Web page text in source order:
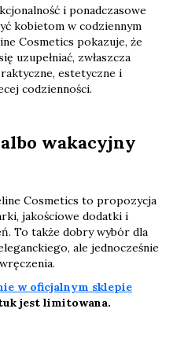
i ponadczasowe
kobietom w codziennym
Cosmetics pokazuje, że
uzupełniać, zwłaszcza
estetyczne i
codzienności.
wakacyjny
Cosmetics to propozycja
jakościowe dodatki i
To także dobry wybór dla
ale jednocześnie
w oficjalnym sklepie
jest limitowana.